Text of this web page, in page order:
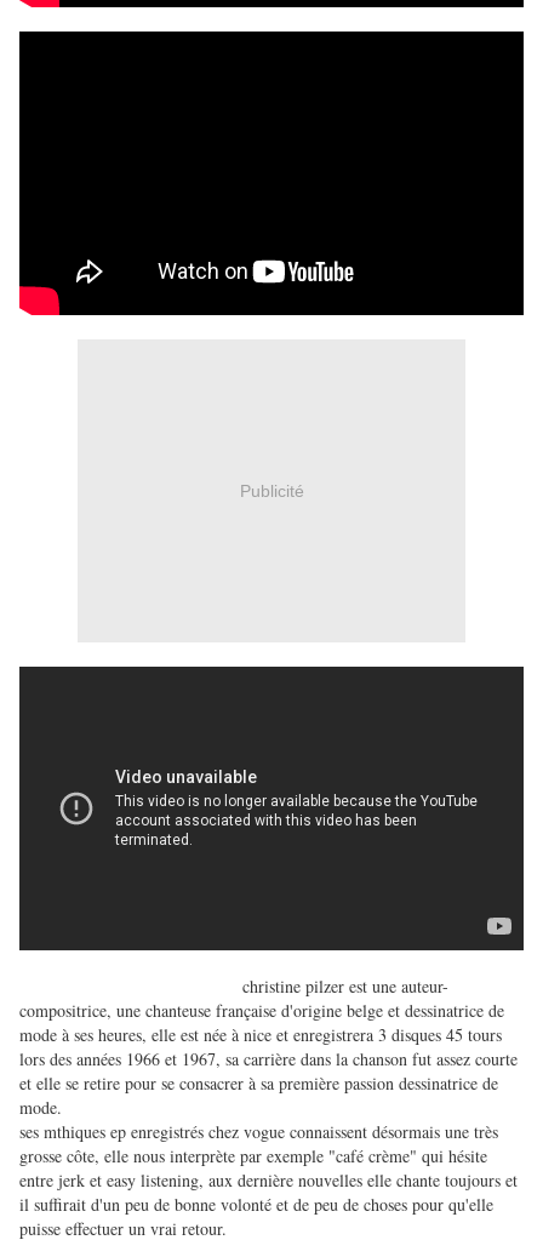
Publicité
christine pilzer est une auteur-
compositrice, une chanteuse française d'origine belge et dessinatrice de
mode à ses heures, elle est née à nice et enregistrera 3 disques 45 tours
lors des années 1966 et 1967, sa carrière dans la chanson fut assez courte
et elle se retire pour se consacrer à sa première passion dessinatrice de
mode.
ses mthiques ep enregistrés chez vogue connaissent désormais une très
grosse côte, elle nous interprète par exemple "café crème" qui hésite
entre jerk et easy listening, aux dernière nouvelles elle chante toujours et
il suffirait d'un peu de bonne volonté et de peu de choses pour qu'elle
puisse effectuer un vrai retour.